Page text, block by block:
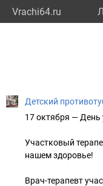
Vrachi64.ru
Детский
17 октября — День
Участковый
нашем здоровье!
Врач-терапевт